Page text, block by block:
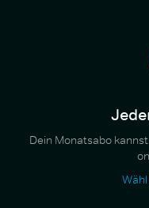
Dein Monatsabo